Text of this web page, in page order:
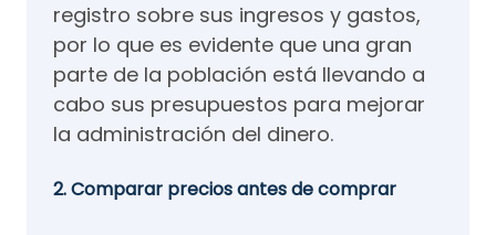
registro sobre sus ingresos y gastos,
por lo que es evidente que una gran
parte de la población está llevando a
cabo sus presupuestos para mejorar
la administración del dinero.
2. Comparar precios antes de comprar